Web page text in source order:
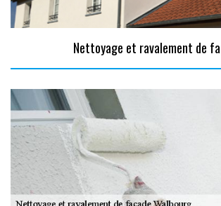
Nettoyage et ravalement de